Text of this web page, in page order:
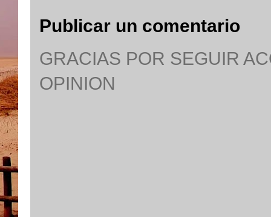
Publicar un comentario
GRACIAS POR SEGUIR
OPINION